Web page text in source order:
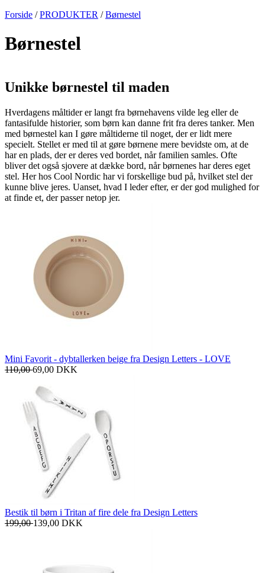
Forside /PRODUKTER /Børnestel
Børnestel
Unikke børnestel til maden
Hverdagens måltider er langt fra børnehavens vilde leg eller de
fantasifulde historier, som børn kan danne frit fra deres tanker. Men
med børnestel kan I gøre måltiderne til noget, der er lidt mere
specielt. Stellet er med til at gøre børnene mere bevidste om, at de
har en plads, der er deres ved bordet, når familien samles. Ofte
bliver det også sjovere at dække bord, når børnenes har deres eget
stel. Her hos Cool Nordic har vi forskellige bud på, hvilket stel der
kunne blive jeres. Uanset, hvad I leder efter, er der god mulighed for
at finde et, der passer netop jer.
Mini Favorit - dybtallerken beige fra Design Letters - LOVE
110,0069,00 DKK
Bestik til børn i Tritan af fire dele fra Design Letters
199,00139,00 DKK